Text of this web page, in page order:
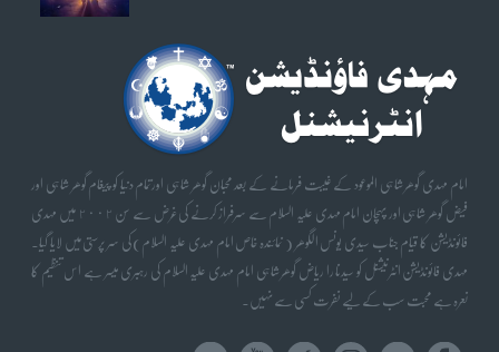
امام مہدی گوھر شاہی الموعود کے غیبت فرمانے کے بعد محبان گوھر شاہی اورتمام دنیا کو پیغام گوھر شاہی اور
فیض گوھر شاہی اور پہچان امام مہدی علیہ السلام سے سرفراز کرنے کی غرض سے سن ٢٠٠٢ میں مہدی
فائونڈیشن کا قیام جناب سیدی یونس الگوھر ( نمائندہ خاص امام مہدی علیہ السلام) کی سر پرستی میں لایا گیا۔
مہدی فائونڈیشن انٹرنیشنل کو سیدنا را ریاض گوھر شاہی امام مہدی علیہ السلام کی رہبری میسر ہے اس تنظیم کا
نعرہ ہے محبت سب کے لیے نفرت کسی سے نہیں۔